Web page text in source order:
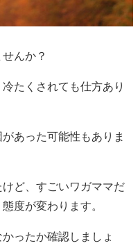
んか？
たくされても仕方あり
あった可能性もありま
けど、すごいワガママだ
度が変わります。
ったか確認しましょ